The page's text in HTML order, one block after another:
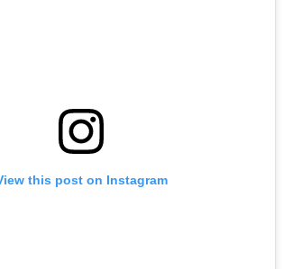
this post on Instagram